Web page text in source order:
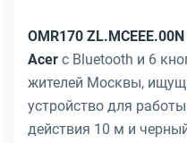
OMR170 ZL.MCEEE.00N
Acer с Bluetooth и 6
жителей Москвы,
устройство для
действия 10 м и